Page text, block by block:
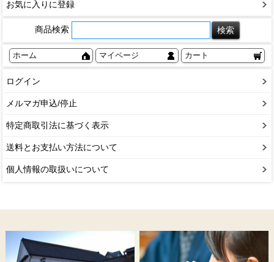
お気に入りに登録
商品検索
ホーム マイページ カート
ログイン
メルマガ申込/停止
特定商取引法に基づく表示
送料とお支払い方法について
個人情報の取扱いについて